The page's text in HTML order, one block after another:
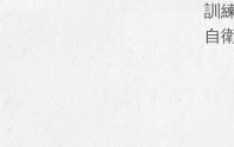
訓
自